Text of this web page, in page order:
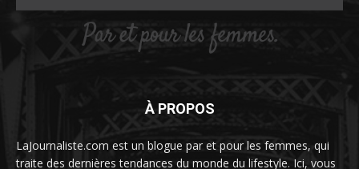
À PROPOS
LaJournaliste.com est un blogue par et pour les femmes, qui
traite des dernières tendances du monde du lifestyle. Ici, vous